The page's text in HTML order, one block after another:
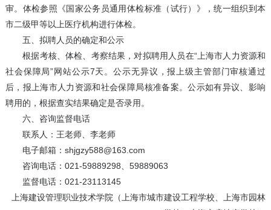
审。体检参照《国家公务员通用体检标准（试行）》，统一组织到本
市二级甲等以上医疗机构进行体检。
五、拟聘人员的确定和公示
根据考核、体检、考察结果，对拟聘用人员在“上海市人力资源和
社会保障局”网站公示7天。公示无异议，报上级主管部门审核通过
后，报上海市人力资源和社会保障局核准备案。公示如有异议、影响
聘用的，根据查实结果确定是否录用。
六、咨询监督电话
联系人：王老师、李老师
电子邮箱：shjgzy588@163.com
咨询电话：021-59889298、59889063
监督电话：021-23113145
上海建设管理职业技术学院（上海市城市建设工程学校、上海市园林